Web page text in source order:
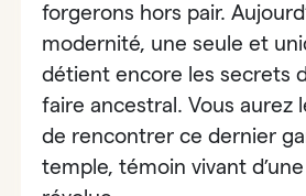
forgerons hors pair.
modernité, une seule et
détient encore les secrets
faire ancestral. Vous aurez
de rencontrer ce dernier
temple, témoin vivant